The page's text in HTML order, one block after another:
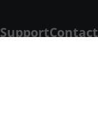
SupportContact